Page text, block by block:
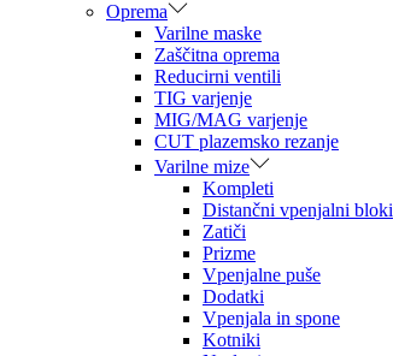
Oprema
Varilne maske
Zaščitna oprema
Reducirni ventili
TIG varjenje
MIG/MAG varjenje
CUT plazemsko rezanje
Varilne mize
Kompleti
Distančni vpenjalni bloki
Zatiči
Prizme
Vpenjalne puše
Dodatki
Vpenjala in spone
Kotniki